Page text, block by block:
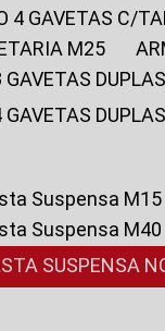
4 GAVETAS C/
M25
GAVETAS
GAVETAS
Suspensa M15
Suspensa M40
SUSPENSA